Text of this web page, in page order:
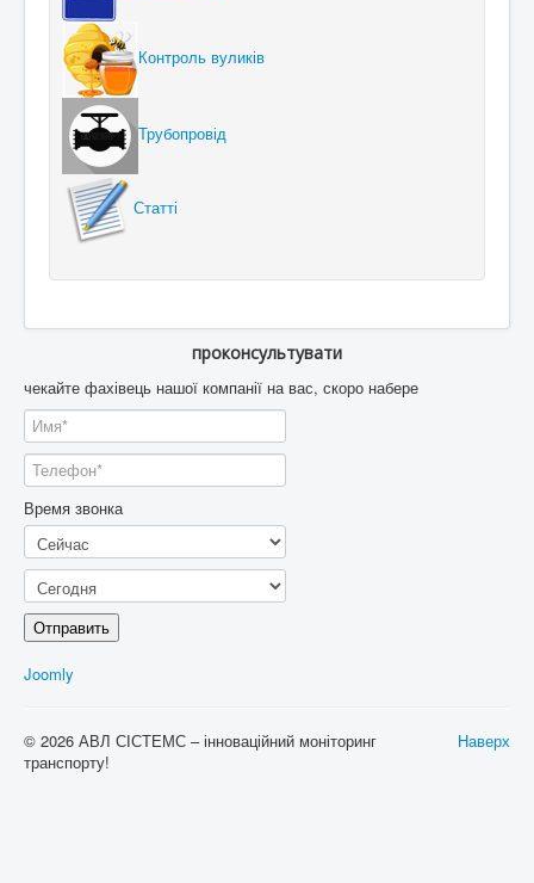
Контроль вуликів
Трубопровід
Статті
проконсультувати
чекайте фахівець нашої компанії на вас, скоро набере
Время звонка
Отправить
Joomly
Наверх
© 2026 АВЛ СІСТЕМС – інноваційний моніторинг
транспорту!